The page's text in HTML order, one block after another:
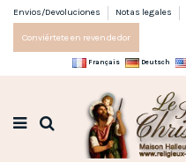
Envios/Devoluciones Notas legales
Conviértete en revendedor
Français Deutsch